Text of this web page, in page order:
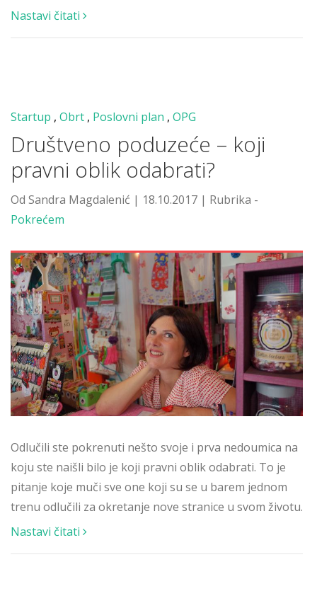
Nastavi čitati
Startup , Obrt , Poslovni plan , OPG
Društveno poduzeće – koji
pravni oblik odabrati?
Od Sandra Magdalenić | 18.10.2017 | Rubrika -
Pokrećem
Odlučili ste pokrenuti nešto svoje i prva nedoumica na
koju ste naišli bilo je koji pravni oblik odabrati. To je
pitanje koje muči sve one koji su se u barem jednom
trenu odlučili za okretanje nove stranice u svom životu.
Nastavi čitati